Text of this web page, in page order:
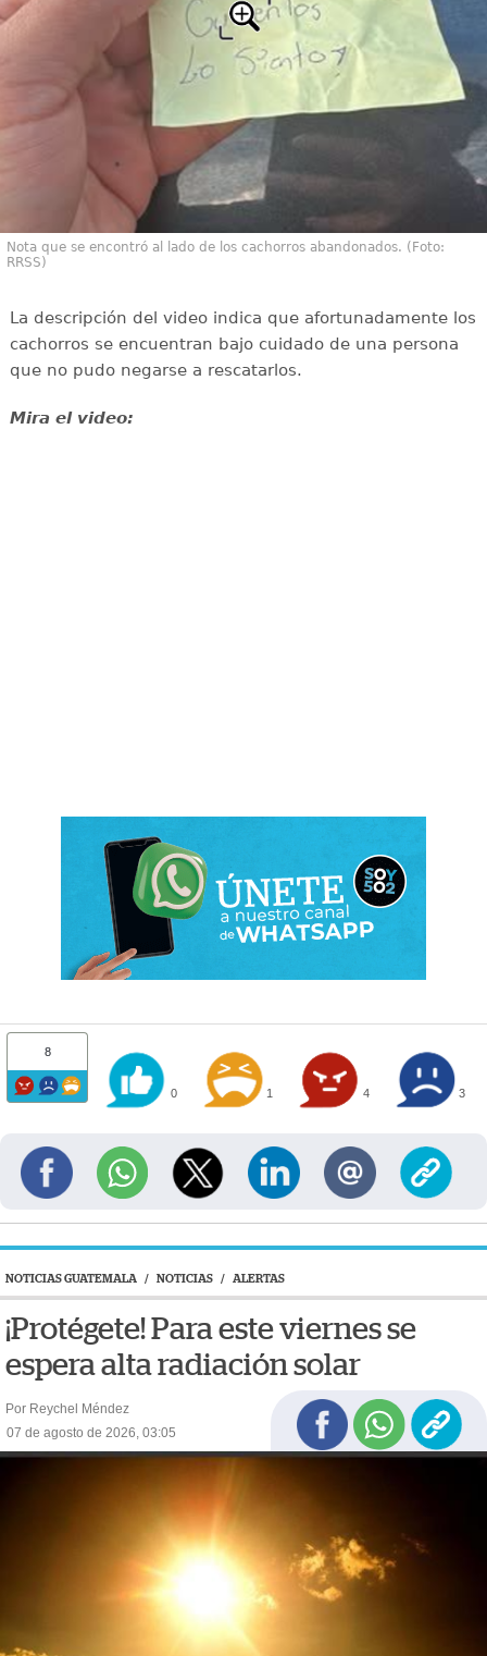
Nota que se encontró al lado de los cachorros abandonados. (Foto:
RRSS)
La descripción del video indica que afortunadamente los
cachorros se encuentran bajo cuidado de una persona
que no pudo negarse a rescatarlos.
Mira el video:
8
0 1 4 3
NOTICIAS GUATEMALA / NOTICIAS / ALERTAS
¡Protégete! Para este viernes se
espera alta radiación solar
Por Reychel Méndez
07 de agosto de 2026, 03:05